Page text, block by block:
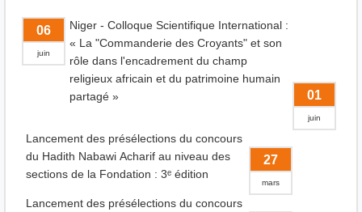
06
juin
Niger - Colloque Scientifique International :
« La "Commanderie des Croyants" et son
rôle dans l'encadrement du champ
religieux africain et du patrimoine humain
partagé »
01
juin
Lancement des présélections du concours
du Hadith Nabawi Acharif au niveau des
sections de la Fondation : 3ᵉ édition
27
mars
Lancement des présélections du concours